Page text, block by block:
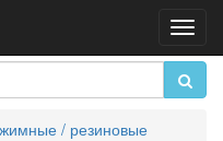
/ резиновые